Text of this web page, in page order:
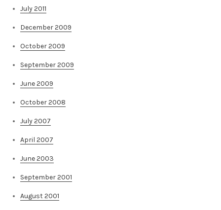
July 2011
December 2009
October 2009
September 2009
June 2009
October 2008
July 2007
April 2007
June 2003
September 2001
August 2001